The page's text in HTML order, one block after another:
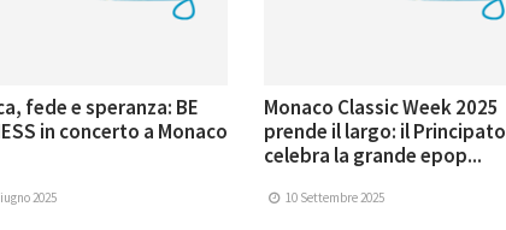
fede e speranza: BE
in concerto a Monaco
2025
Monaco Classic Week 2025
prende il largo: il Principato
celebra la grande epop...
10 Settembre 2025